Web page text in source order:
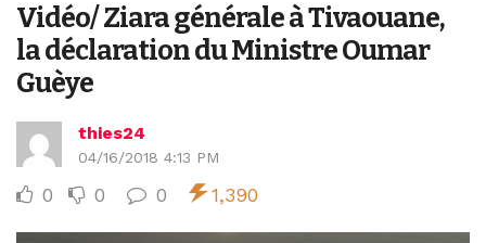
Vidéo/ Ziara générale à Tivaouane,
la déclaration du Ministre Oumar
Guèye
thies24
04/16/2018 4:13 PM
0 0 0 1,390